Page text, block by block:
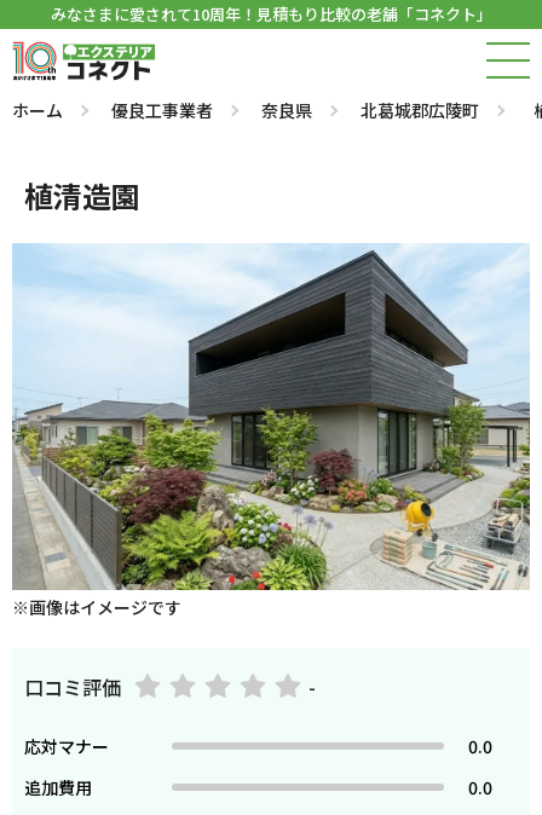
みなさまに愛されて10周年！見積もり比較の老舗「コネクト」
ホーム 優良工事業者 奈良県 北葛城郡広陵町
植清造園
※画像はイメージです
口コミ評価 -
応対マナー
0.0
追加費用
0.0